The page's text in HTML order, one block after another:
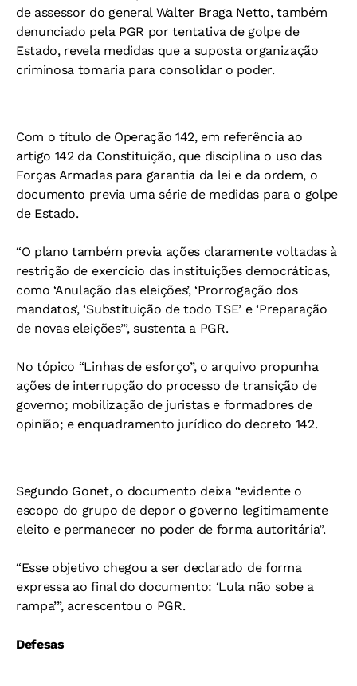
de assessor do general Walter Braga Netto, também
denunciado pela PGR por tentativa de golpe de
Estado, revela medidas que a suposta organização
criminosa tomaria para consolidar o poder.
Com o título de Operação 142, em referência ao
artigo 142 da Constituição, que disciplina o uso das
Forças Armadas para garantia da lei e da ordem, o
documento previa uma série de medidas para o golpe
de Estado.
“O plano também previa ações claramente voltadas à
restrição de exercício das instituições democráticas,
como ‘Anulação das eleições’, ‘Prorrogação dos
mandatos’, ‘Substituição de todo TSE’ e ‘Preparação
de novas eleições’”, sustenta a PGR.
No tópico “Linhas de esforço”, o arquivo propunha
ações de interrupção do processo de transição de
governo; mobilização de juristas e formadores de
opinião; e enquadramento jurídico do decreto 142.
Segundo Gonet, o documento deixa “evidente o
escopo do grupo de depor o governo legitimamente
eleito e permanecer no poder de forma autoritária”.
“Esse objetivo chegou a ser declarado de forma
expressa ao final do documento: ‘Lula não sobe a
rampa’”, acrescentou o PGR.
Defesas